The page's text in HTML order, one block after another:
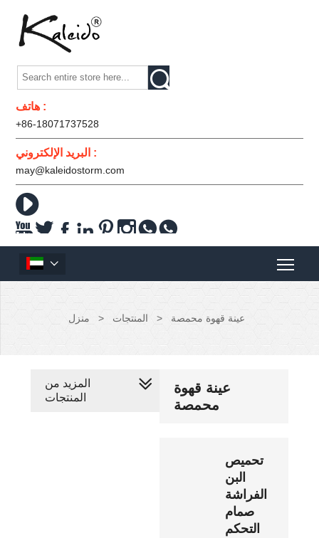

هاتف :
+86-18071737528
البريد الإلكتروني :
may@kaleidostorm.com

     

منزل > المنتجات > عينة قهوة محمصة
عينة قهوة
محمصة
تحميص
البن
الفراشة
صمام
التحكم
المزيد من
المنتجات